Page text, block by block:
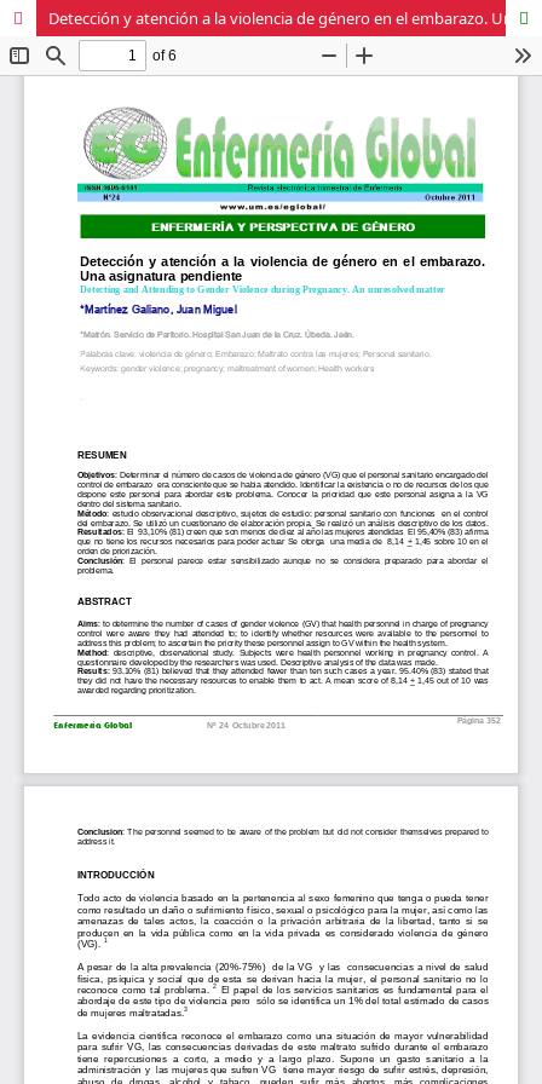
Detección y atención a la violencia de género en el embarazo. Una asignatura pendiente